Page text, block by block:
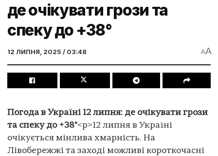
де очікувати грози та
спеку до +38°
12 ЛИПНЯ, 2025 / 03:48 AA
Погода в Україні 12 липня: де очікувати грози
та спеку до +38°<p>12 липня в Україні
очікується мінлива хмарність. На
Лівобережжі та заході можливі короткочасні